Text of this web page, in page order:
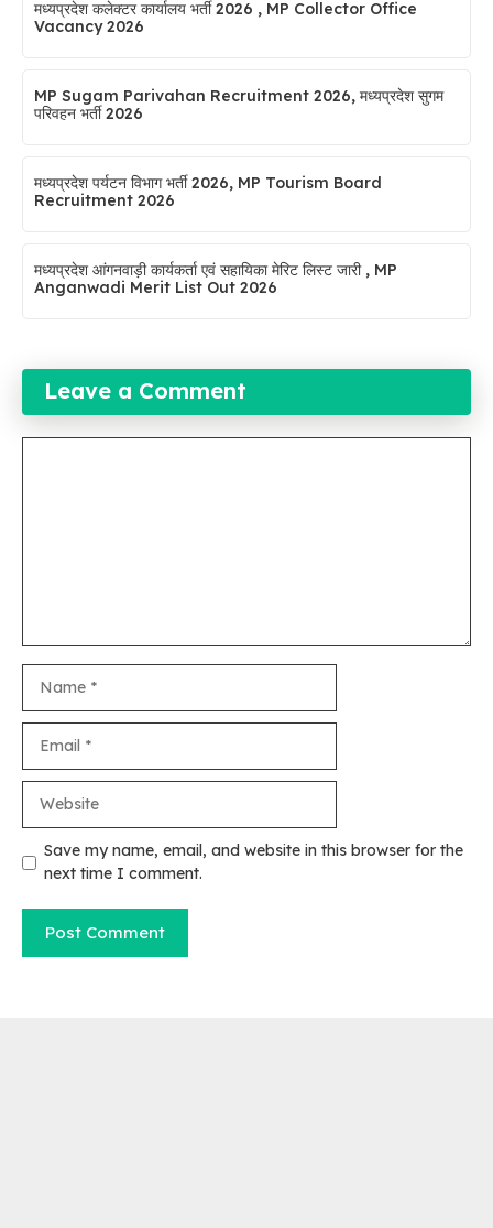
मध्यप्रदेश कलेक्टर कार्यालय भर्ती 2026 , MP Collector Office
Vacancy 2026
MP Sugam Parivahan Recruitment 2026, मध्यप्रदेश सुगम
परिवहन भर्ती 2026
मध्यप्रदेश पर्यटन विभाग भर्ती 2026, MP Tourism Board
Recruitment 2026
मध्यप्रदेश आंगनवाड़ी कार्यकर्ता एवं सहायिका मेरिट लिस्ट जारी , MP
Anganwadi Merit List Out 2026
Leave a Comment
Save my name, email, and website in this browser for the
next time I comment.